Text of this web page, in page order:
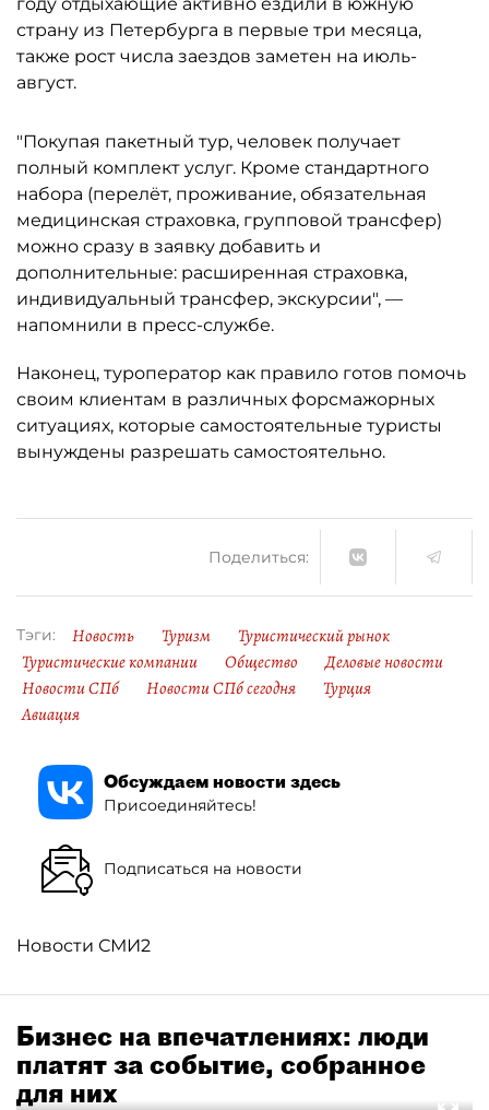
страну из Петербурга в первые три месяца,
также рост числа заездов заметен на июль-
август.
"Покупая пакетный тур, человек получает
полный комплект услуг. Кроме стандартного
набора (перелёт, проживание, обязательная
медицинская страховка, групповой трансфер)
можно сразу в заявку добавить и
дополнительные: расширенная страховка,
индивидуальный трансфер, экскурсии", —
напомнили в пресс-службе.
Наконец, туроператор как правило готов помочь
своим клиентам в различных форсмажорных
ситуациях, которые самостоятельные туристы
вынуждены разрешать самостоятельно.
Поделиться:
Тэги: Новость Туризм
Туристический рынок
Туристические компании
Общество
Деловые новости
Новости СПб
Новости СПб сегодня
Турция
Авиация
Обсуждаем новости здесь
Присоединяйтесь!
Подписаться на новости
Новости СМИ2
Бизнес на впечатлениях: люди
платят за событие, собранное
для них